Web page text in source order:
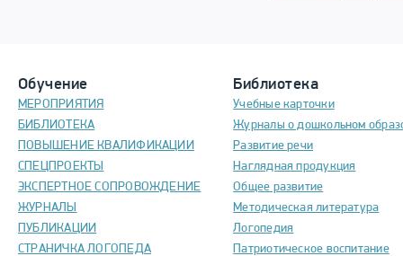
Обучение
МЕРОПРИЯТИЯ
БИБЛИОТЕКА
ПОВЫШЕНИЕ КВАЛИФИКАЦИИ
СПЕЦПРОЕКТЫ
ЭКСПЕРТНОЕ СОПРОВОЖДЕНИЕ
ЖУРНАЛЫ
ПУБЛИКАЦИИ
СТРАНИЧКА ЛОГОПЕДА
Библиотека
Учебные карточки
Журналы о дошкольном
Развитие речи
Наглядная продукция
Общее развитие
Методическая литература
Логопедия
Патриотическое воспитание